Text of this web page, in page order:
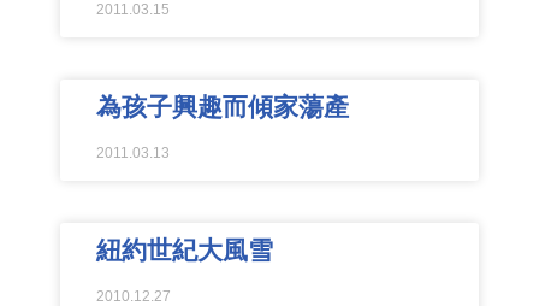
2011.03.15
為孩子興趣而傾家蕩產
2011.03.13
紐約世紀大風雪
2010.12.27